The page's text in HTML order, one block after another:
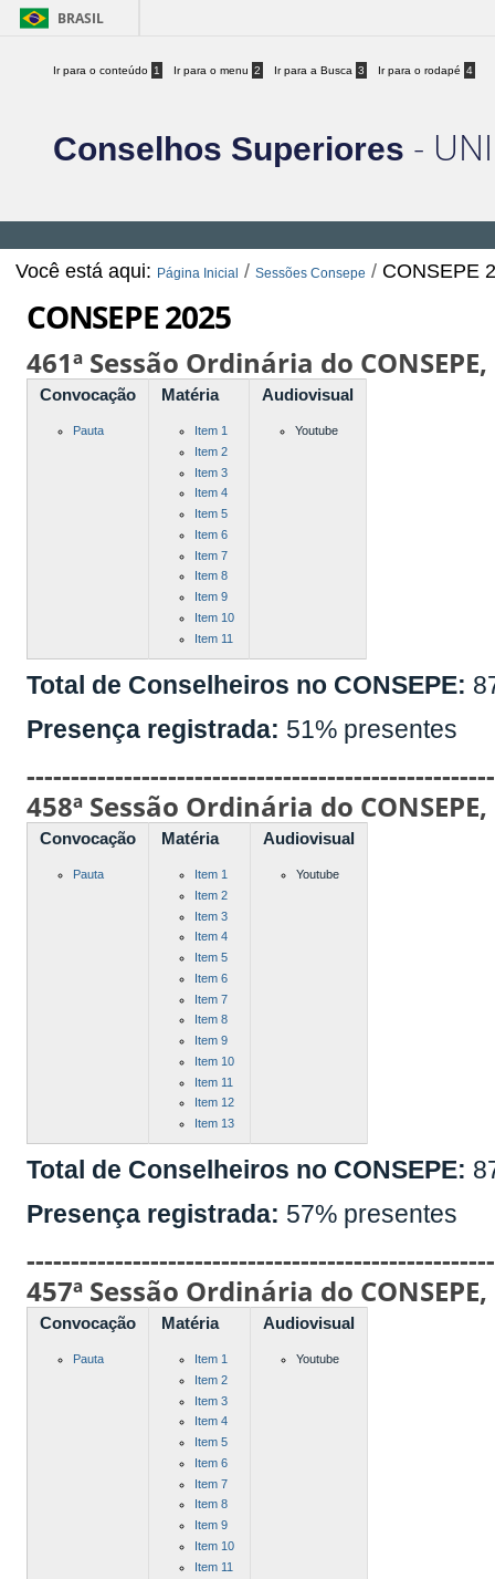
BRASIL
Ir para o conteúdo 1 Ir para o menu 2 Ir para a Busca 3 Ir para o rodapé 4
Conselhos Superiores -
Você está aqui: Página Inicial /Sessões Consepe / CONSEPE
CONSEPE 2025
461ª Sessão Ordinária do
Convocação
Pauta
Matéria
Item 1
Item 2
Item 3
Item 4
Item 5
Item 6
Item 7
Item 8
Item 9
Item 10
Item 11
Audiovisual
Youtube
Total de Conselheiros no CONSEPE:
Presença registrada: 51% presentes
458ª Sessão Ordinária do
Convocação
Pauta
Matéria
Item 1
Item 2
Item 3
Item 4
Item 5
Item 6
Item 7
Item 8
Item 9
Item 10
Item 11
Item 12
Item 13
Audiovisual
Youtube
Total de Conselheiros no CONSEPE:
Presença registrada: 57% presentes
457ª Sessão Ordinária do
Convocação
Pauta
Matéria
Item 1
Item 2
Item 3
Item 4
Item 5
Item 6
Item 7
Item 8
Item 9
Item 10
Item 11
Audiovisual
Youtube